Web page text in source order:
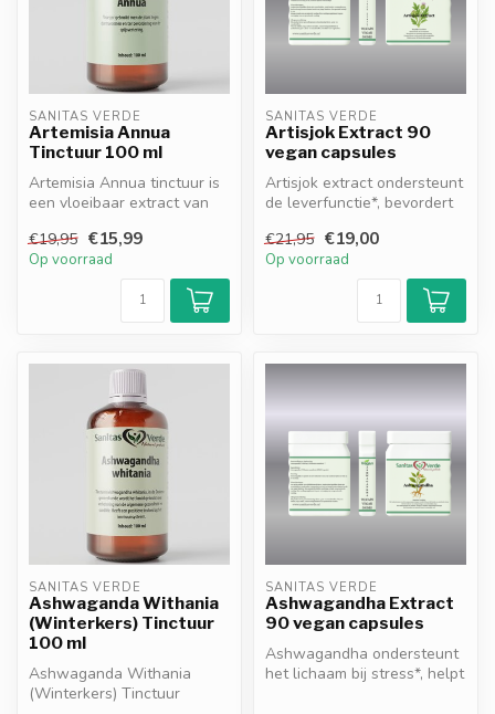
SANITAS VERDE
Artemisia Annua
Tinctuur 100 ml
Artemisia Annua tinctuur is
een vloeibaar extract van
€19,95 €15,99
Op voorraad
SANITAS VERDE
Artisjok Extract 90
vegan capsules
Artisjok extract ondersteunt
de leverfunctie*, bevordert
€21,95 €19,00
Op voorraad
SANITAS VERDE
Ashwaganda Withania
(Winterkers) Tinctuur
100 ml
Ashwaganda Withania
(Winterkers) Tinctuur
SANITAS VERDE
Ashwagandha Extract
90 vegan capsules
Ashwagandha ondersteunt
het lichaam bij stress*, helpt